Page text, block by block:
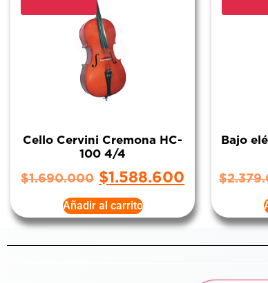
Cello Cervini Cremona HC-
100 4/4
$1.690.000 $1.588.600
Añadir al carrito
Bajo
$